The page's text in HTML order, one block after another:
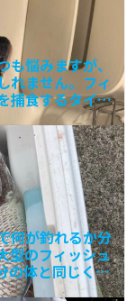
悩みますが、
れません。フィ
捕食するタイプ
何が釣れるか分
型のフィッシュ
の体と同じくら